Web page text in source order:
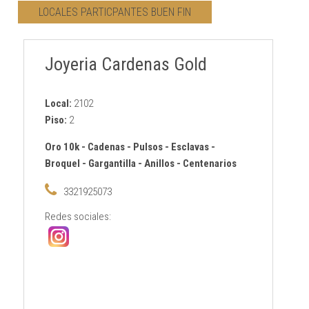
CONTACTO
LOCALES PARTICPANTES BUEN FIN
Joyeria Cardenas Gold
Local: 2102
Piso: 2
Oro 10k- Cadenas- Pulsos- Esclavas-
Broquel - Gargantilla- Anillos- Centenarios
3321925073
Redes sociales: